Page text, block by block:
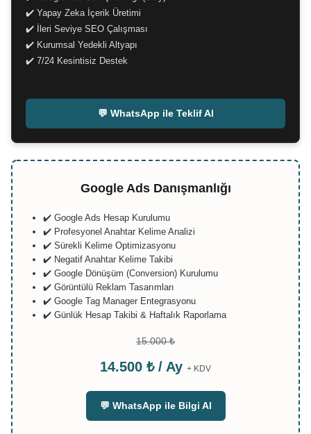
✔️ Yapay Zeka İçerik Üretimi
✔️ İleri Seviye SEO Çalışması
✔️ Kurumsal Yedekli Altyapı
✔️ 7/24 Kesintisiz Destek
💬 WhatsApp ile Teklif Al
Google Ads Danışmanlığı
✔️ Google Ads Hesap Kurulumu
✔️ Profesyonel Anahtar Kelime Analizi
✔️ Sürekli Kelime Optimizasyonu
✔️ Negatif Anahtar Kelime Takibi
✔️ Google Dönüşüm (Conversion) Kurulumu
✔️ Görüntülü Reklam Tasarımları
✔️ Google Tag Manager Entegrasyonu
✔️ Günlük Hesap Takibi & Haftalık Raporlama
15.000 ₺
14.500 ₺ / Ay + KDV
💬 WhatsApp ile Bilgi Al